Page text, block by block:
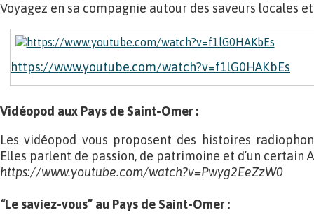
Voyagez en sa compagnie autour des saveurs locales
https://www.youtube.com/watch?v=f1lG0HAKbEs
Vidéopod aux Pays de Saint-Omer :
Les vidéopod vous proposent des histoires
Elles parlent de passion, de patrimoine et d’un certain
https://www.youtube.com/watch?v=Pwyg2EeZzW0
“Le saviez-vous” au Pays de Saint-Omer :